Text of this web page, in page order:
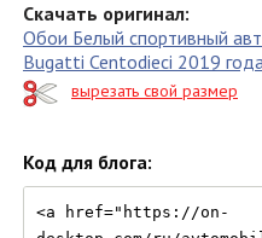
Скачать оригинал:
Обои Белый спортивный
Bugatti Centodieci 2019
вырезать свой размер
Код для блога: